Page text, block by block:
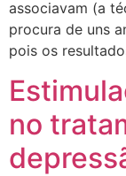
associavam (a
procura de uns
pois os
no